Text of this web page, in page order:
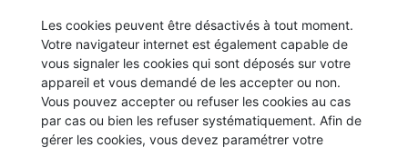
Les cookies peuvent être désactivés à tout moment.
Votre navigateur internet est également capable de
vous signaler les cookies qui sont déposés sur votre
appareil et vous demandé de les accepter ou non.
Vous pouvez accepter ou refuser les cookies au cas
par cas ou bien les refuser systématiquement. Afin de
gérer les cookies, vous devez paramétrer votre